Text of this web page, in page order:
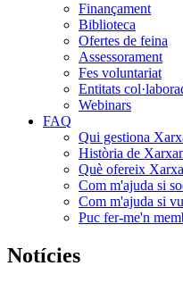
Finançament
Biblioteca
Ofertes de feina
Assessorament
Fes voluntariat
Entitats
Webinars
FAQ
Qui gestiona
Història de
Què ofereix
Com m'ajuda si
Com m'ajuda si
Puc fer-me'n
Notícies